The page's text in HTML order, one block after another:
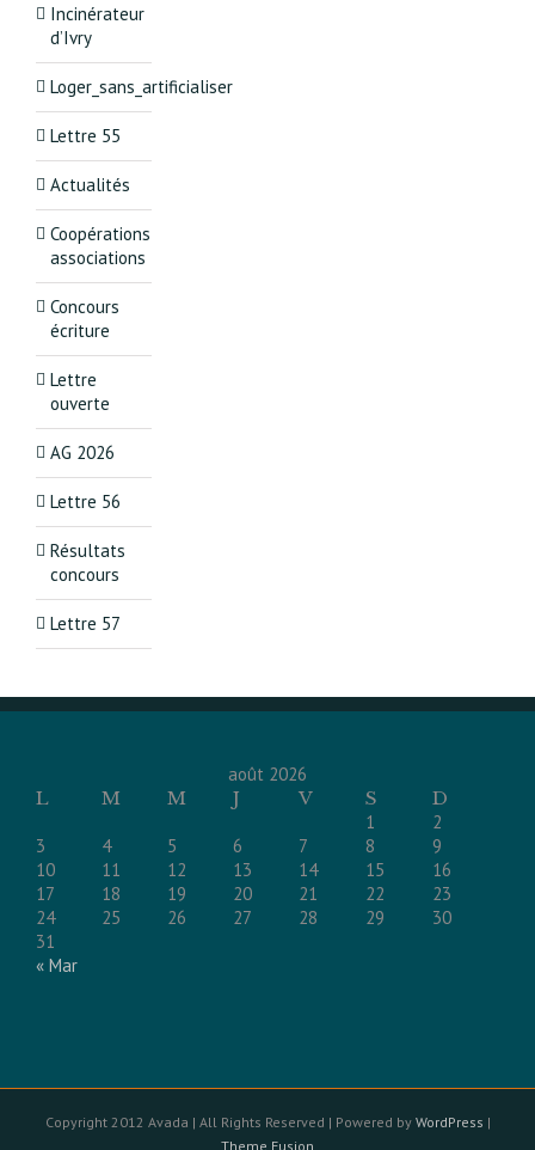
Incinérateur
d’Ivry
Loger_sans_artificialiser
Lettre 55
Actualités
Coopérations
associations
Concours
écriture
Lettre
ouverte
AG 2026
Lettre 56
Résultats
concours
Lettre 57
août 2026
L
M M J V S
D
1
2
3
4 5 6 7 8
9
10
11 12 13 14 15
16
17
18 19 20 21 22
23
24
25 26 27 28 29
30
31
« Mar
Copyright 2012 Avada | All Rights Reserved | Powered by WordPress |
Theme Fusion